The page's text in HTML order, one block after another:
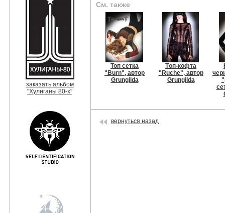
заказать альбом
"Хулиганы 80-х"
См. также
Топ сетка
"Burn", автор
Grungilda
Tоп-кофта
"Ruche", автор
Grungilda
вернуться назад